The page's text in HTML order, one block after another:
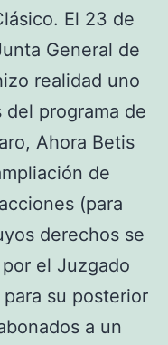
El 23 de
General de
realidad uno
programa de
Ahora Betis
de
(para
derechos se
el Juzgado
su posterior
a un